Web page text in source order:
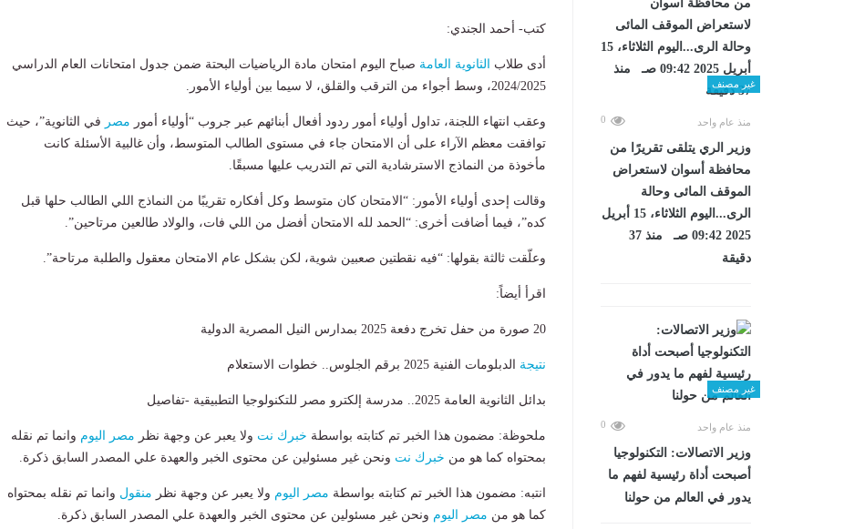
غير مصنف
منذ عام واحد 0
وزير الري يتلقى تقريرًا من
محافظة أسوان لاستعراض
الموقف المائى وحالة
الرى...اليوم الثلاثاء، 15 أبريل
2025 09:42 صـ منذ 37
دقيقة
غير مصنف
منذ عام واحد 0
وزير الاتصالات: التكنولوجيا
أصبحت أداة رئيسية لفهم ما
يدور في العالم من حولنا
كتب- أحمد الجندي:
أدى طلاب الثانوية العامة صباح اليوم امتحان مادة الرياضيات البحتة ضمن جدول امتحانات العام الدراسي
2024/2025، وسط أجواء من الترقب والقلق، لا سيما بين أولياء الأمور.
وعقب انتهاء اللجنة، تداول أولياء أمور ردود أفعال أبنائهم عبر جروب “أولياء أمور مصر في الثانوية”، حيث
توافقت معظم الآراء على أن الامتحان جاء في مستوى الطالب المتوسط، وأن غالبية الأسئلة كانت
مأخوذة من النماذج الاسترشادية التي تم التدريب عليها مسبقًا.
وقالت إحدى أولياء الأمور: “الامتحان كان متوسط وكل أفكاره تقريبًا من النماذج اللي الطالب حلها قبل
كده”، فيما أضافت أخرى: “الحمد لله الامتحان أفضل من اللي فات، والولاد طالعين مرتاحين”.
وعلّقت ثالثة بقولها: “فيه نقطتين صعبين شوية، لكن بشكل عام الامتحان معقول والطلبة مرتاحة”.
اقرأ أيضاً:
20 صورة من حفل تخرج دفعة 2025 بمدارس النيل المصرية الدولية
نتيجة الدبلومات الفنية 2025 برقم الجلوس.. خطوات الاستعلام
بدائل الثانوية العامة 2025.. مدرسة إلكترو مصر للتكنولوجيا التطبيقية -تفاصيل
ملحوظة: مضمون هذا الخبر تم كتابته بواسطة خبرك نت ولا يعبر عن وجهة نظر مصر اليوم وانما تم نقله
بمحتواه كما هو من خبرك نت ونحن غير مسئولين عن محتوى الخبر والعهدة علي المصدر السابق ذكرة.
انتبه: مضمون هذا الخبر تم كتابته بواسطة مصر اليوم ولا يعبر عن وجهة نظر منقول وانما تم نقله بمحتواه
كما هو من مصر اليوم ونحن غير مسئولين عن محتوى الخبر والعهدة علي المصدر السابق ذكرة.